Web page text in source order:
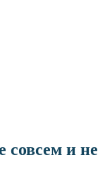
совсем и не